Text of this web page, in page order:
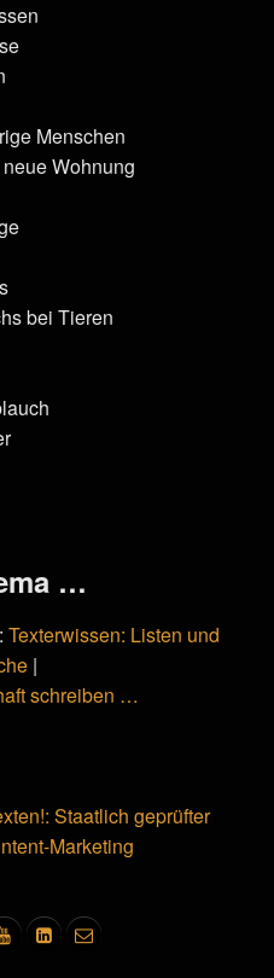
Menschen
Wohnung
bei Tieren
…
Texterwissen: Listen und
|
schreiben …
Staatlich geprüfter
Marketing